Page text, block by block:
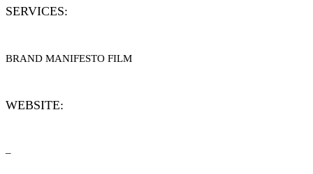
SERVICES:
BRAND MANIFESTO FILM
WEBSITE:
–